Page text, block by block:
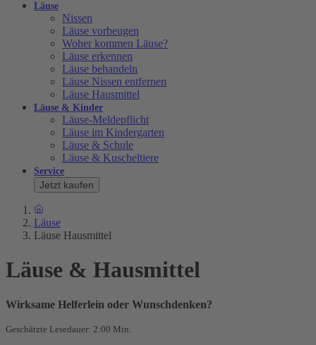
Läuse
Nissen
Läuse vorbeugen
Woher kommen Läuse?
Läuse erkennen
Läuse behandeln
Läuse Nissen entfernen
Läuse Hausmittel
Läuse & Kinder
Läuse-Meldepflicht
Läuse im Kindergarten
Läuse & Schule
Läuse & Kuscheltiere
Service
Jetzt kaufen
Läuse
Läuse Hausmittel
Läuse & Hausmittel
Wirksame Helferlein oder Wunschdenken?
Geschätzte Lesedauer: 2:00 Min.